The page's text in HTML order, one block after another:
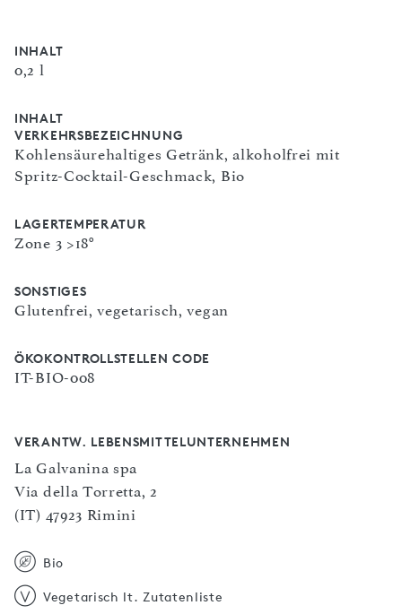
INHALT
0,2 l
INHALT
VERKEHRSBEZEICHNUNG
Kohlensäurehaltiges Getränk, alkoholfrei mit
Spritz-Cocktail-Geschmack, Bio
LAGERTEMPERATUR
Zone 3 >18°
SONSTIGES
Glutenfrei, vegetarisch, vegan
ÖKOKONTROLLSTELLEN CODE
IT-BIO-008
VERANTW. LEBENSMITTELUNTERNEHMEN
La Galvanina spa
Via della Torretta, 2
(IT) 47923 Rimini
Bio
Vegetarisch lt. Zutatenliste